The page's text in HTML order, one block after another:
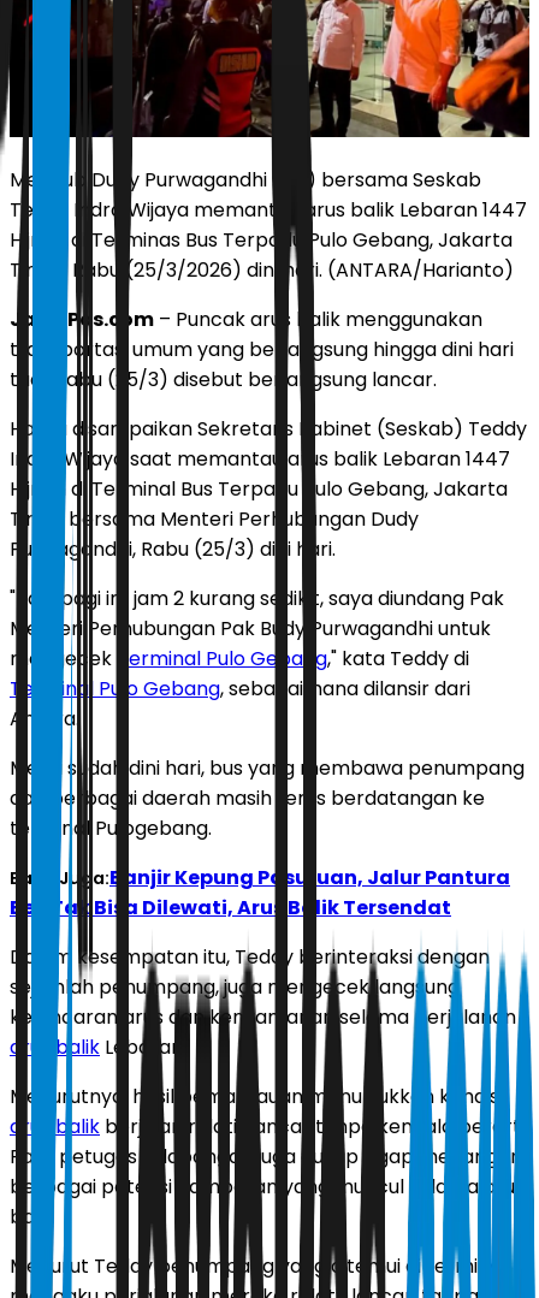
Menhub Dudy Purwagandhi (kiri) bersama Seskab
Teddy Indra Wijaya memantau arus balik Lebaran 1447
Hijriah di Terminas Bus Terpadu Pulo Gebang, Jakarta
Timur, Rabu (25/3/2026) dini hari. (ANTARA/Harianto)
JawaPos.com – Puncak arus balik menggunakan
transportasi umum yang berlangsung hingga dini hari
tadi, Rabu (25/3) disebut berlangsung lancar.
Hal itu disampaikan Sekretaris Kabinet (Seskab) Teddy
Indra Wijaya saat memantau arus balik Lebaran 1447
Hijriah di Terminal Bus Terpadu Pulo Gebang, Jakarta
Timur bersama Menteri Perhubungan Dudy
Purwagandhi, Rabu (25/3) dini hari.
"Tadi pagi ini, jam 2 kurang sedikit, saya diundang Pak
Menteri Perhubungan Pak Budy Purwagandhi untuk
mengecek
Terminal Pulo Gebang," kata Teddy di
Terminal Pulo Gebang, sebagaimana dilansir dari
Antara.
Meski sudah dini hari, bus yang membawa penumpang
dari berbagai daerah masih terus berdatangan ke
terminal Pulogebang.
Baca Juga:Banjir Kepung Pasuruan, Jalur Pantura
Beji Tak Bisa Dilewati, Arus Balik Tersendat
Dalam kesempatan itu, Teddy berinteraksi dengan
sejumlah penumpang, juga mengecek langsung
kelancaran arus dan kenyamanan selama perjalanan
arus balik Lebaran.
Menurutnya, hasil pemantauan menunjukkan kondisi
arus balik berjalan relatif lancar tanpa kendala berarti.
Para petugas di lapangan juga cukup sigap menangani
berbagai potensi hambatan yang muncul selama arus
balik
Menurut Teddy penumpang yang ditemui di terminal